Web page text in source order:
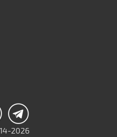
2026